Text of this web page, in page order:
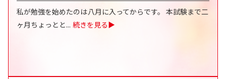
私が勉強を始めたのは八月に入ってからです。 本試験まで二
ヶ月ちょっとと... 続きを見る▶